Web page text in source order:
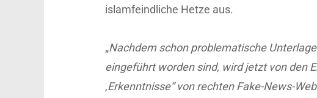
islamfeindliche Hetze aus.
„Nachdem schon problematische
eingeführt worden sind, wird jetzt von den
‚Erkenntnisse“ von rechten Fake-News-